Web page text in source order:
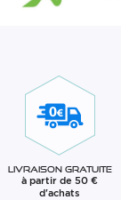
Livraison gratuite
à partir de 50 €
d'achats